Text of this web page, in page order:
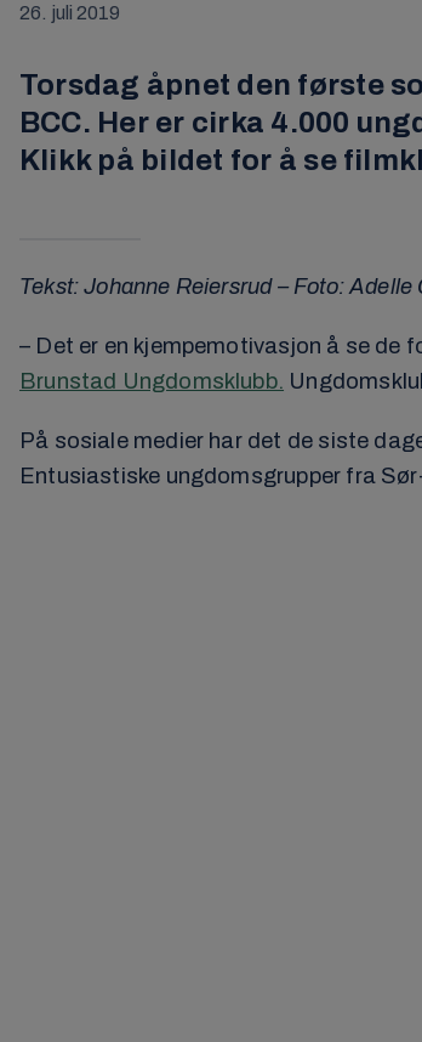
26. juli 2019
Torsdag åpnet den første
BCC. Her er cirka 4.000
Klikk på bildet for å se
Tekst: Johanne Reiersrud – Foto:
– Det er en kjempemotivasjon å se de
Brunstad Ungdomsklubb.
På sosiale medier har det de siste
Entusiastiske ungdomsgrupper fra